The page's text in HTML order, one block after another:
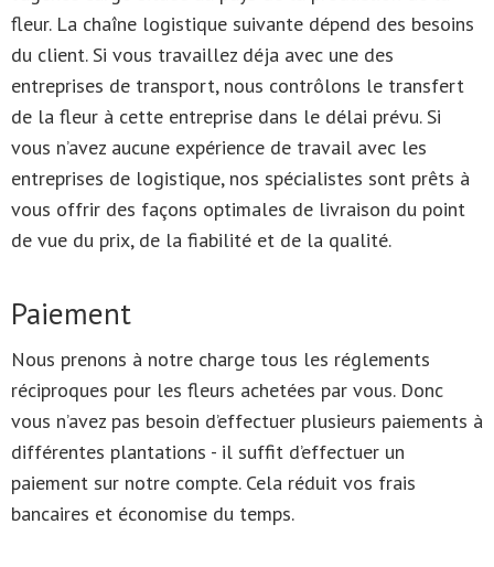
fleur. La chaîne logistique suivante dépend des besoins
du client. Si vous travaillez déja avec une des
entreprises de transport, nous contrôlons le transfert
de la fleur à cette entreprise dans le délai prévu. Si
vous n’avez aucune expérience de travail avec les
entreprises de logistique, nos spécialistes sont prêts à
vous offrir des façons optimales de livraison du point
de vue du prix, de la fiabilité et de la qualité.
Paiement
Nous prenons à notre charge tous les réglements
réciproques pour les fleurs achetées par vous. Donc
vous n’avez pas besoin d’effectuer plusieurs paiements à
différentes plantations - il suffit d’effectuer un
paiement sur notre compte. Cela réduit vos frais
bancaires et économise du temps.